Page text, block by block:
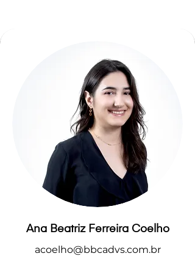
Ana Beatriz Ferreira Coelho
acoelho@bbcadvs.com.br